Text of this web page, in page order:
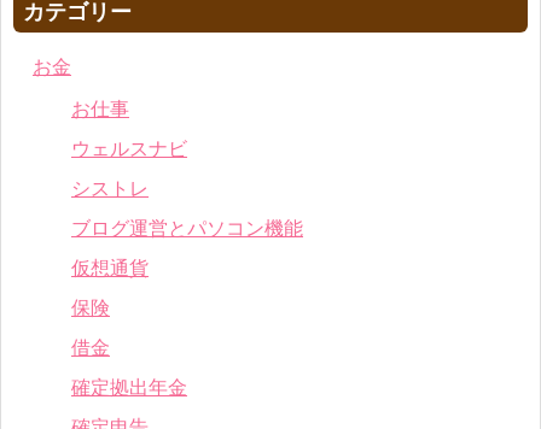
カテゴリー
お金
お仕事
ウェルスナビ
シストレ
ブログ運営とパソコン機能
仮想通貨
保険
借金
確定拠出年金